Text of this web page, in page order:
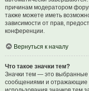
причинам модератором
также можете иметь
зависимости от прав,
конференции.
Вернуться к началу
Что такое значки тем?
Значки тем — это
сообщениями и отражающие